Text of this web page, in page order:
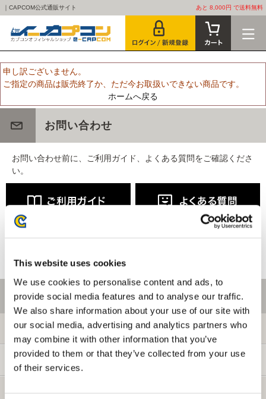
This website uses cookies
We use cookies to personalise content and ads, to
provide social media features and to analyse our traffic.
We also share information about your use of our site with
our social media, advertising and analytics partners who
may combine it with other information that you’ve
provided to them or that they’ve collected from your use
of their services.
｜CAPCOM公式通販サイト あと 8,000円 で送料無料
申し訳ございません。
ご指定の商品は販売終了か、ただ今お取扱いできない商品です。
ホームへ戻る
お問い合わせ
お問い合わせ前に、ご利用ガイド、よくある質問をご確認くださ
い。
ご利用情報
初めての方へ
ご利用ガイド
よくある質問